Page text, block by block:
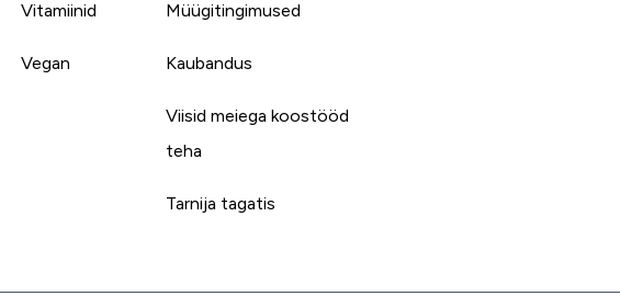
Vitamiinid
Vegan
Müügitingimused
Kaubandus
Viisid meiega koostööd
teha
Tarnija tagatis